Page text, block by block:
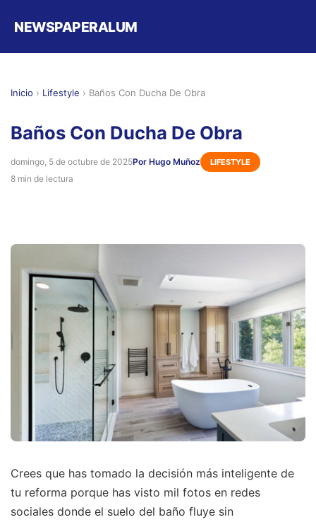
NEWSPAPERALUM
Inicio › Lifestyle › Baños Con Ducha De Obra
Baños Con Ducha De Obra
domingo, 5 de octubre de 2025Por Hugo Muñoz LIFESTYLE
8 min de lectura
Crees que has tomado la decisión más inteligente de
tu reforma porque has visto mil fotos en redes
sociales donde el suelo del baño fluye sin